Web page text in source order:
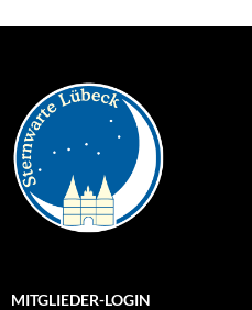
MITGLIEDER-LOGIN